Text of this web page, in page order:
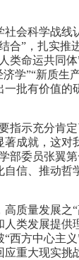
社会科学战线
合”，扎实推
类命运共同
济学”“新质生
一批有价值的
指示充分肯
著成就，这对
部委员张翼
自信、推动哲
高质量发展之
人类发展提
“西方中心主
重大现实挑